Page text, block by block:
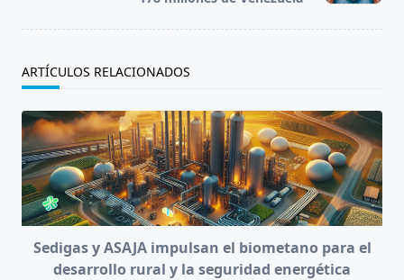
ARTÍCULOS RELACIONADOS
Sedigas y ASAJA impulsan el biometano para el
desarrollo rural y la seguridad energética